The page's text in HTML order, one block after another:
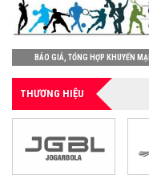
BÁO GIÁ, TỔNG HỢP KHUYẾN MẠI
THƯƠNG HIỆU